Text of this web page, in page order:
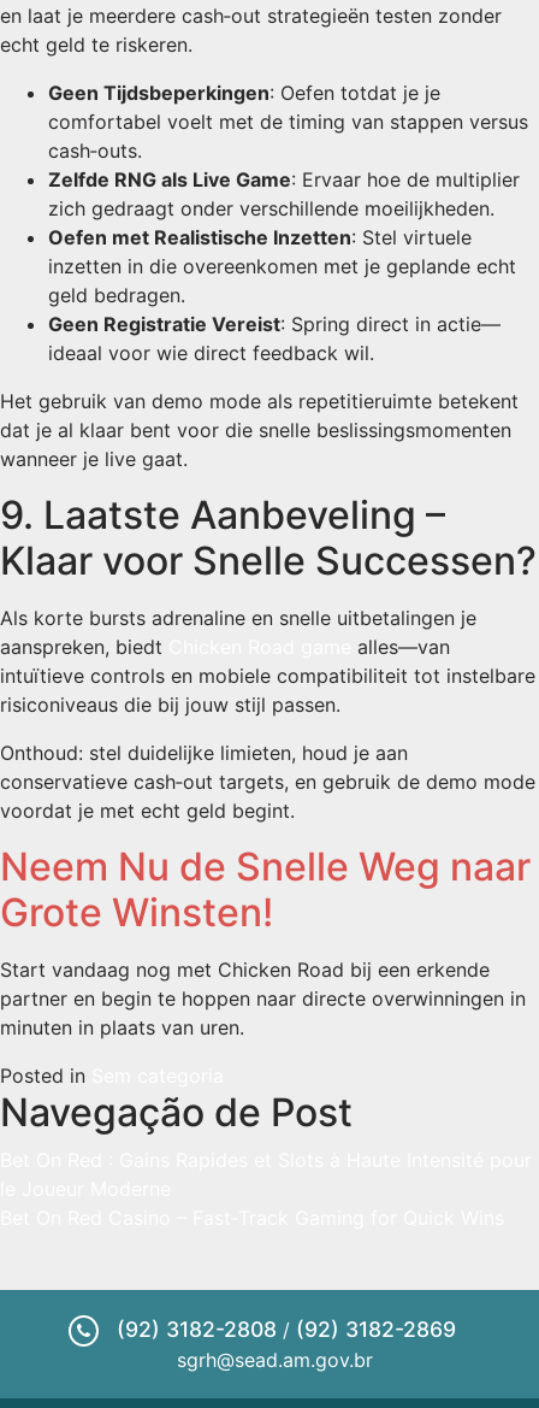
en laat je meerdere cash‑out strategieën testen zonder
echt geld te riskeren.
Geen Tijdsbeperkingen: Oefen totdat je je
comfortabel voelt met de timing van stappen versus
cash‑outs.
Zelfde RNG als Live Game: Ervaar hoe de multiplier
zich gedraagt onder verschillende moeilijkheden.
Oefen met Realistische Inzetten: Stel virtuele
inzetten in die overeenkomen met je geplande echt
geld bedragen.
Geen Registratie Vereist: Spring direct in actie—
ideaal voor wie direct feedback wil.
Het gebruik van demo mode als repetitieruimte betekent
dat je al klaar bent voor die snelle beslissingsmomenten
wanneer je live gaat.
9. Laatste Aanbeveling –
Klaar voor Snelle Successen?
Als korte bursts adrenaline en snelle uitbetalingen je
aanspreken, biedt
alles—van
intuïtieve controls en mobiele compatibiliteit tot instelbare
risiconiveaus die bij jouw stijl passen.
Onthoud: stel duidelijke limieten, houd je aan
conservatieve cash‑out targets, en gebruik de demo mode
voordat je met echt geld begint.
Neem Nu de Snelle Weg naar
Grote Winsten!
Start vandaag nog met Chicken Road bij een erkende
partner en begin te hoppen naar directe overwinningen in
minuten in plaats van uren.
Posted in
Navegação de Post
(92) 3182-2808 / (92) 3182-2869
sgrh@sead.am.gov.br